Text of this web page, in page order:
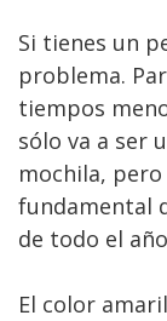
Si tienes un
problema.
tiempos
sólo va a ser
mochila,
fundamental
de todo el
El color